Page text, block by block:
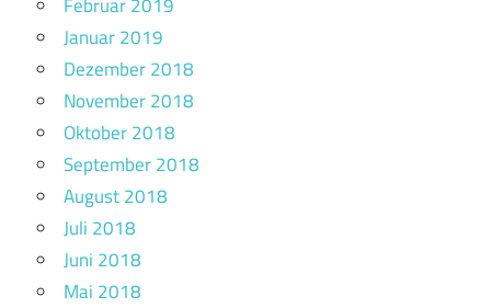
Februar 2019
Januar 2019
Dezember 2018
November 2018
Oktober 2018
September 2018
August 2018
Juli 2018
Juni 2018
Mai 2018